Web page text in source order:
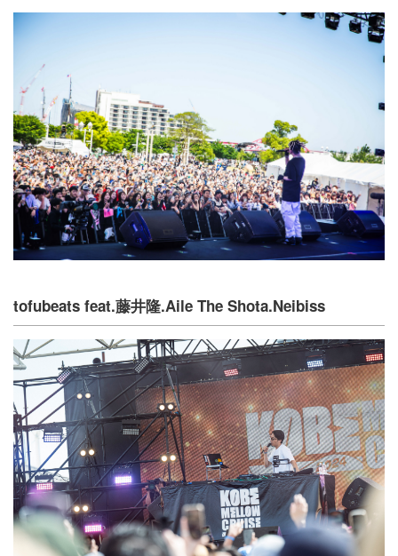
tofubeats feat.藤井隆.Aile The Shota.Neibiss